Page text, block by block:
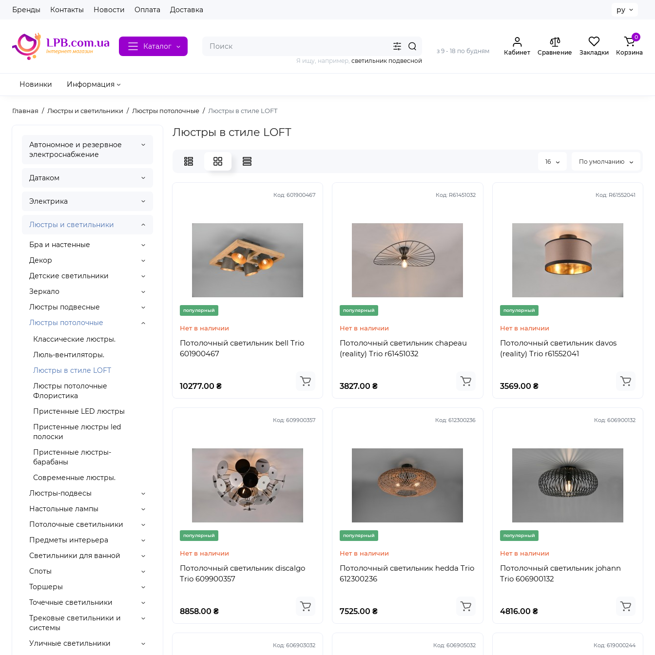
Бренды Контакты Новости Оплата Доставка ру
Каталог
з 9 - 18 по будням
Я ищу, например, светильник подвесной
Кабинет Сравнение Закладки
0
Корзина
Новинки Информация
Главная Люстры и светильники Люстры потолочные Люстры в стиле LOFT
Автономное и резервное
электроснабжение
Датаком
Электрика
Люстры и светильники
Бра и настенные
Декор
Детские светильники
Зеркало
Люстры подвесные
Люстры потолочные
Классические люстры.
Люль-вентиляторы.
Люстры в стиле LOFT
Люстры потолочные
Флористика
Пристенные LED люстры
Пристенные люстры led
полоски
Пристенные люстры-
барабаны
Современные люстры.
Люстры-подвесы
Настольные лампы
Потолочные светильники
Предметы интерьера
Светильники для ванной
Споты
Торшеры
Точечные светильники
Трековые светильники и
системы
Уличные светильники
Люстры в стиле LOFT
16 По умолчанию
Код: 601900467
популярный
Нет в наличии
Потолочный светильник bell Trio
601900467
10277.00 ₴
Код: R61451032
популярный
Нет в наличии
Потолочный светильник chapeau
(reality) Trio r61451032
3827.00 ₴
Код: R61552041
популярный
Нет в наличии
Потолочный светильник davos
(reality) Trio r61552041
3569.00 ₴
Код: 609900357
популярный
Нет в наличии
Потолочный светильник discalgo
Trio 609900357
8858.00 ₴
Код: 612300236
популярный
Нет в наличии
Потолочный светильник hedda Trio
612300236
7525.00 ₴
Код: 606900132
популярный
Нет в наличии
Потолочный светильник johann
Trio 606900132
4816.00 ₴
Код: 606903032 Код: 606905032 Код: 619000244